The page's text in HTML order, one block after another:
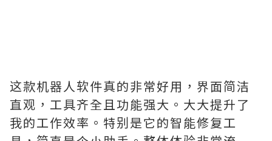
这款机器人软件真的非常好用，界面简洁
直观，工具齐全且功能强大。大大提升了
我的工作效率。特别是它的智能修复工